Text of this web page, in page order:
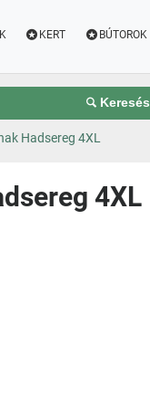
KERT BÚTOROK
Keresés
Hadsereg 4XL
4XL